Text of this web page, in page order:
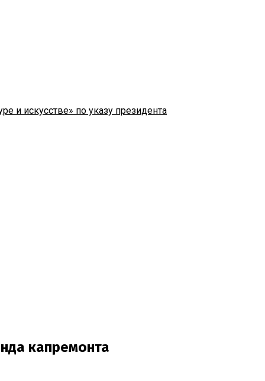
и искусстве» по указу президента
капремонта